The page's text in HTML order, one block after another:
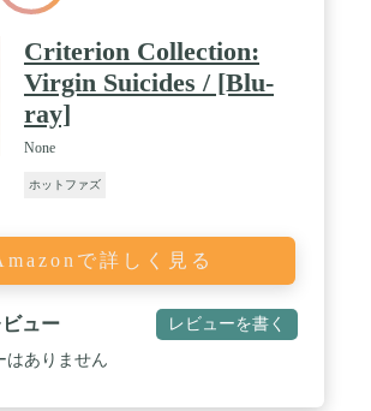
Criterion Collection:
Virgin Suicides / [Blu-
ray]
None
ホットファズ
で詳しく見る
ュー レビューを書く
はありません